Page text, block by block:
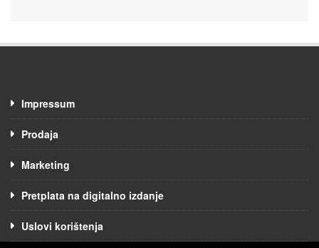
Impressum
Prodaja
Marketing
Pretplata na digitalno izdanje
Uslovi korištenja